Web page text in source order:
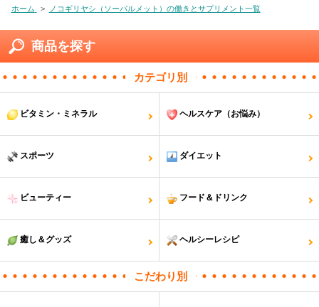
ホーム
> ノコギリヤシ（ソーパルメット）の働きとサプリメント一覧
商品を探す
カテゴリ別
ビタミン・ミネラル ヘルスケア（お悩み）
スポーツ ダイエット
ビューティー フード＆ドリンク
癒し＆グッズ ヘルシーレシピ
こだわり別